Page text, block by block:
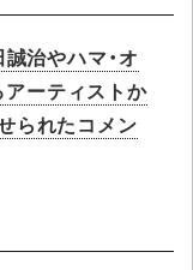
治やハマ・オ
ーティストか
られたコメン